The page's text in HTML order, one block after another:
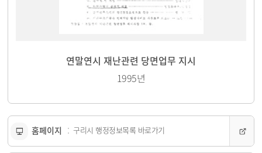
연말연시 재난관련 당면업무 지시
1995년
홈페이지 구리시 행정정보목록 바로가기